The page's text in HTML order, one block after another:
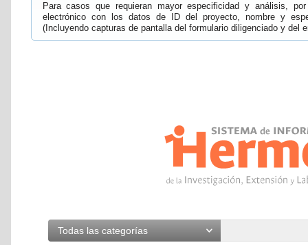
Para casos que requieran mayor especificidad y análisis,
electrónico con los datos de ID del proyecto, nombre y
(Incluyendo capturas de pantalla del formulario diligenciado y del
Todas las categorías